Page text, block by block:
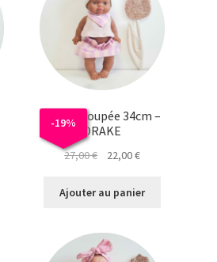
-19%
Tenue poupée 34cm –
DRAKE
27,00€
Le
initial
22,00€Le
actuel
Ajouter au panier